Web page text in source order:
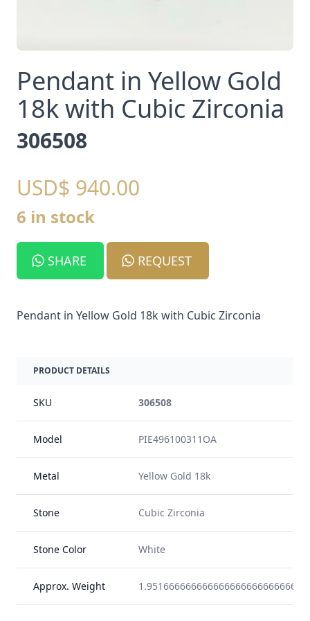
Pendant in Yellow Gold
18k with Cubic Zirconia
306508
USD$ 940.00
6 in stock
SHARE REQUEST
Pendant in Yellow Gold 18k with Cubic Zirconia
PRODUCT DETAILS
SKU 306508
Model PIE496100311OA
Metal Yellow Gold 18k
Stone Cubic Zirconia
Stone Color White
Approx. Weight